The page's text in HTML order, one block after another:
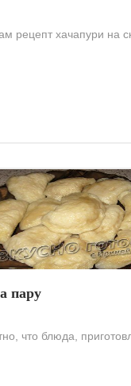
рецепт хачапури на
пару
что блюда,